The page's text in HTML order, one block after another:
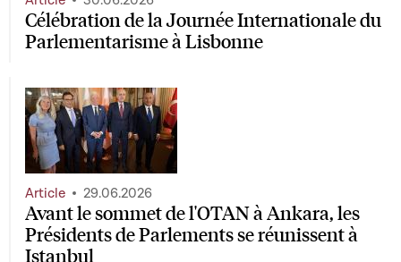
Célébration de la Journée Internationale du
Parlementarisme à Lisbonne
Avant le sommet de l'OTAN à Ankara, les
Présidents de Parlements se réunissent à
Istanbul
Article 29.06.2026